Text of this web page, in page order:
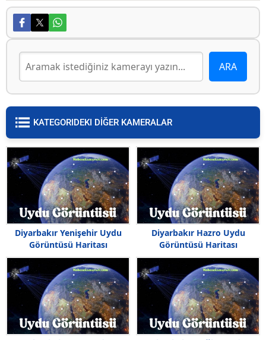
KATEGORIDEKI DİĞER KAMERALAR
Diyarbakır Yenişehir Uydu
Görüntüsü Haritası
Diyarbakır Hazro Uydu
Görüntüsü Haritası